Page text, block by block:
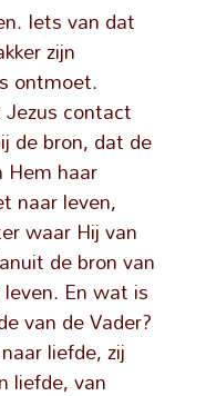
Iets van dat
zijn
ontmoet.
contact
de bron, dat de
haar
naar leven,
waar Hij van
de bron van
En wat is
van de Vader?
liefde, zij
liefde, van